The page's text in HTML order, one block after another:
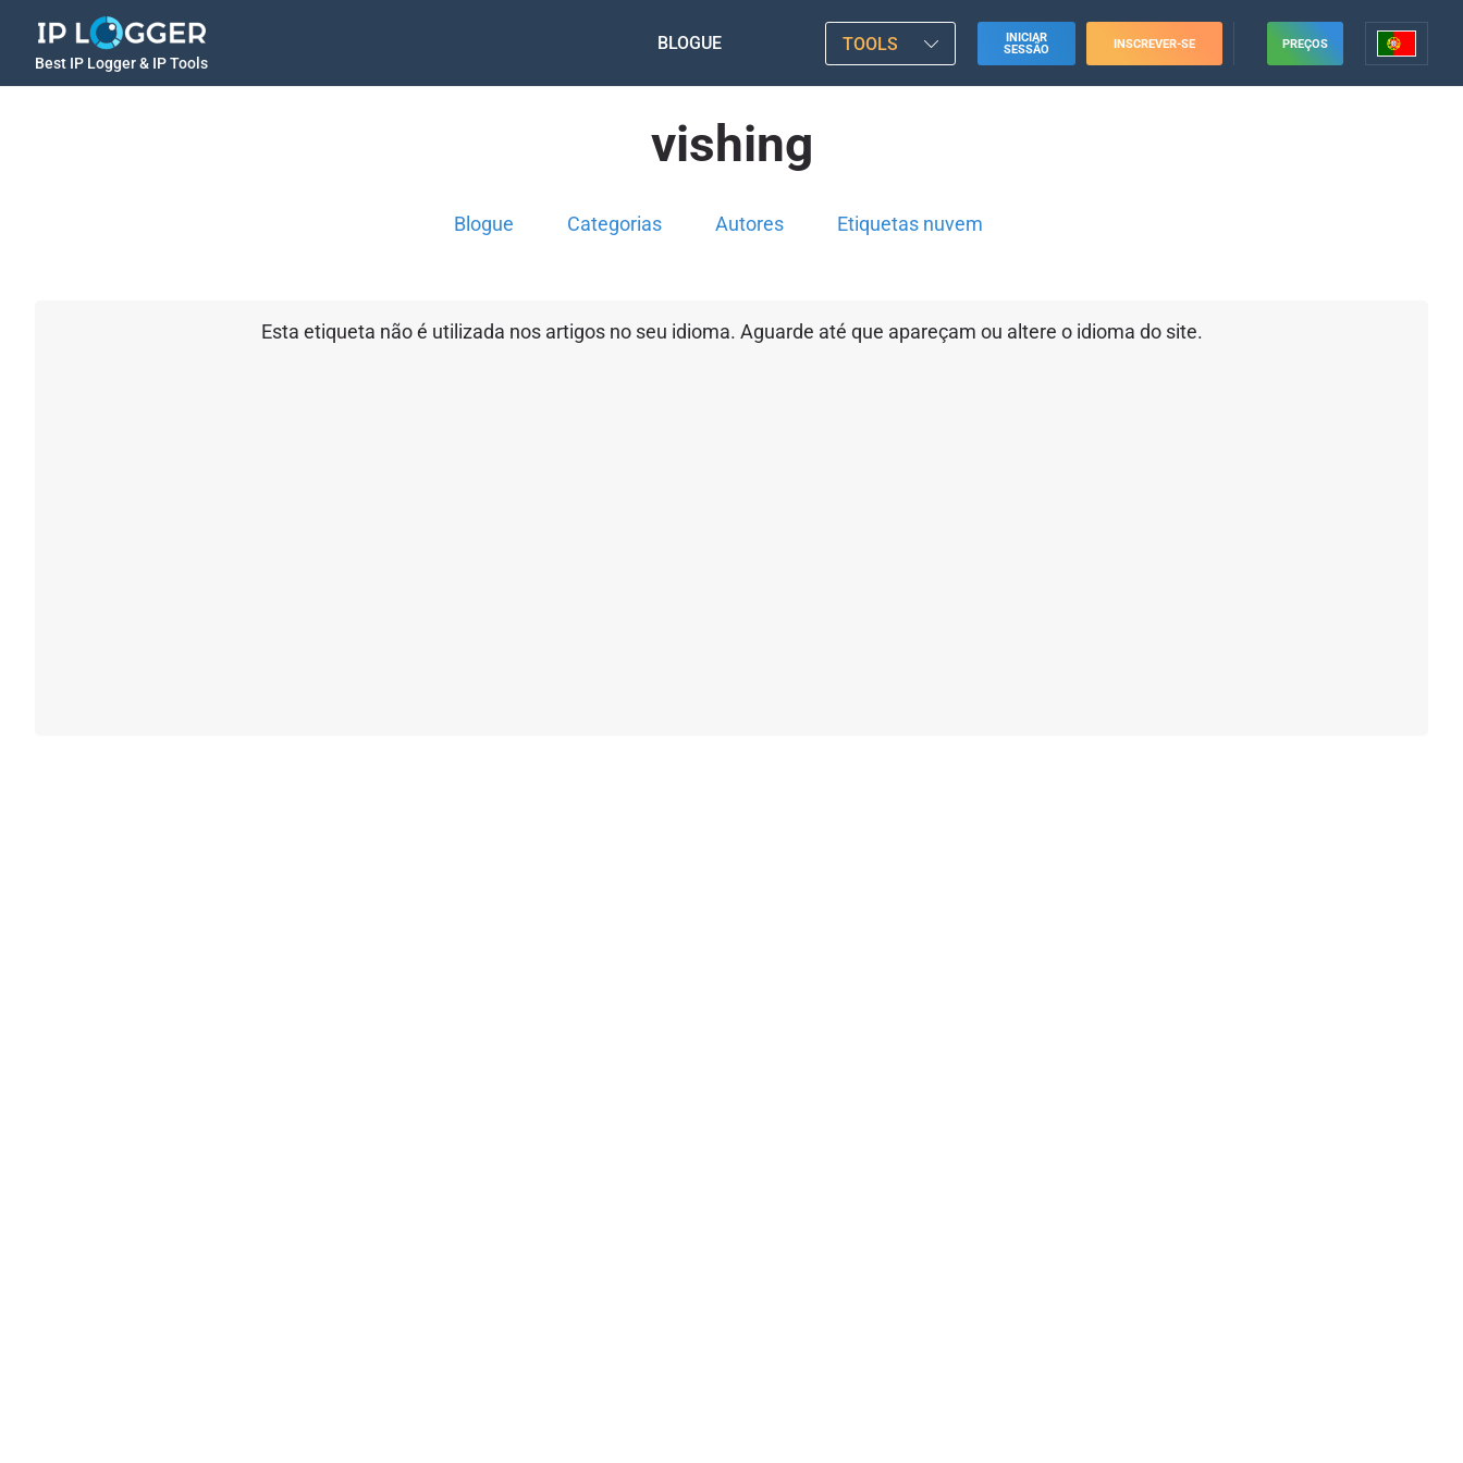
Best IP Logger & IP Tools
BLOGUE TOOLS
INICIAR
SESSÃO
INSCREVER-SE PREÇOS
vishing
Blogue Categorias Autores Etiquetas nuvem